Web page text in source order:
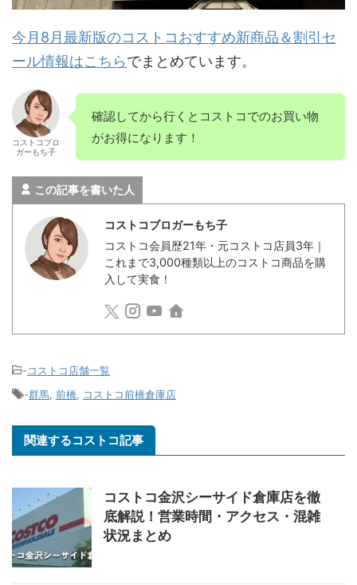
今月8月最新版のコストコおすすめ新商品＆割引セ
ール情報はこちらでまとめています。
コストコブロ
ガーもち子
確認してから行くとコストコでのお買い物
がお得になります！
この記事を書いた人
コストコブロガーもち子
コストコ会員歴21年・元コストコ店員3年｜
これまで3,000種類以上のコストコ商品を購
入して実食！
-コストコ店舗一覧
-群馬 前橋 コストコ前橋倉庫店
関連するコストコ記事
コストコ金沢シーサイド倉庫店を徹
底解説！営業時間・アクセス・混雑
状況まとめ